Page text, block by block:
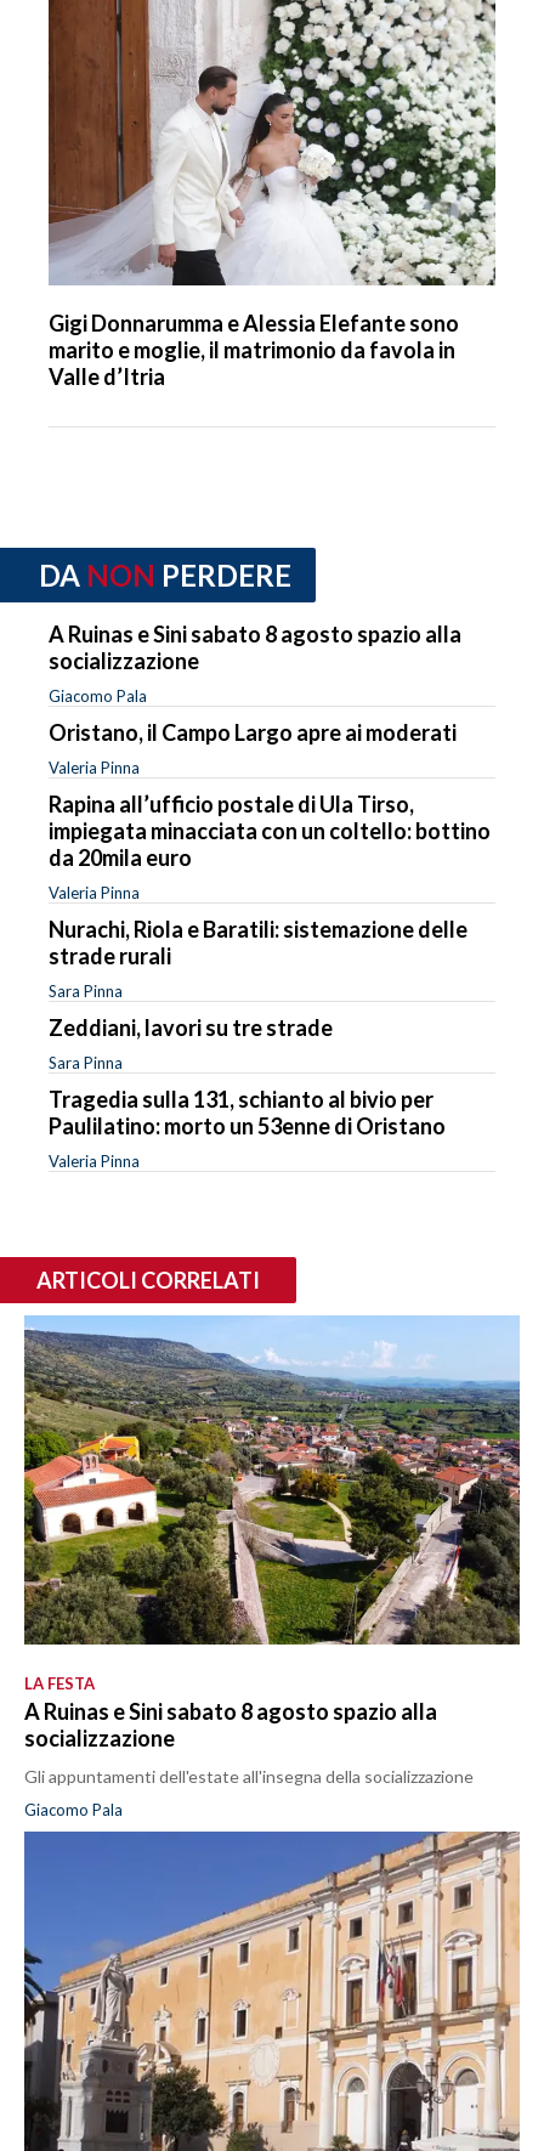
Gigi Donnarumma e Alessia Elefante sono
marito e moglie, il matrimonio da favola in
Valle d’Itria
DA NON PERDERE
A Ruinas e Sini sabato 8 agosto spazio alla
socializzazione
Giacomo Pala
Oristano, il Campo Largo apre ai moderati
Valeria Pinna
Rapina all’ufficio postale di Ula Tirso,
impiegata minacciata con un coltello: bottino
da 20mila euro
Valeria Pinna
Nurachi, Riola e Baratili: sistemazione delle
strade rurali
Sara Pinna
Zeddiani, lavori su tre strade
Sara Pinna
Tragedia sulla 131, schianto al bivio per
Paulilatino: morto un 53enne di Oristano
Valeria Pinna
ARTICOLI CORRELATI
LA FESTA
A Ruinas e Sini sabato 8 agosto spazio alla
socializzazione
Gli appuntamenti dell'estate all'insegna della socializzazione
Giacomo Pala